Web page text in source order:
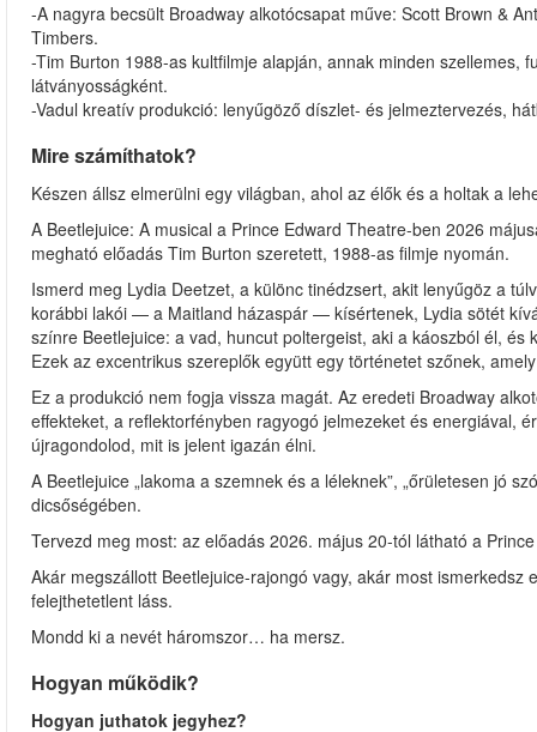
-A nagyra becsült Broadway alkotócsapat műve: Scott Brown &
Timbers.
-Tim Burton 1988-as kultfilmje alapján, annak minden szellemes,
látványosságként.
-Vadul kreatív produkció: lenyűgöző díszlet- és jelmeztervezés,
Mire számíthatok?
Készen állsz elmerülni egy világban, ahol az élők és a holtak a
A Beetlejuice: A musical a Prince Edward Theatre-ben 2026
megható előadás Tim Burton szeretett, 1988-as filmje nyomán.
Ismerd meg Lydia Deetzet, a különc tinédzsert, akit lenyűgöz a
korábbi lakói — a Maitland házaspár — kísértenek, Lydia sötét
színre Beetlejuice: a vad, huncut poltergeist, aki a káoszból él,
Ezek az excentrikus szereplők együtt egy történetet szőnek,
Ez a produkció nem fogja vissza magát. Az eredeti Broadway
effekteket, a reflektorfényben ragyogó jelmezeket és energiával,
újragondolod, mit is jelent igazán élni.
A Beetlejuice „lakoma a szemnek és a léleknek”, „őrületesen jó
dicsőségében.
Tervezd meg most: az előadás 2026. május 20-tól látható a
Akár megszállott Beetlejuice-rajongó vagy, akár most
felejthetetlent láss.
Mondd ki a nevét háromszor… ha mersz.
Hogyan működik?
Hogyan juthatok jegyhez?